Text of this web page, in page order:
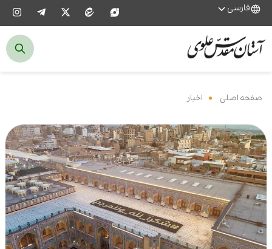
فارسی
صفحه اصلی اخبار